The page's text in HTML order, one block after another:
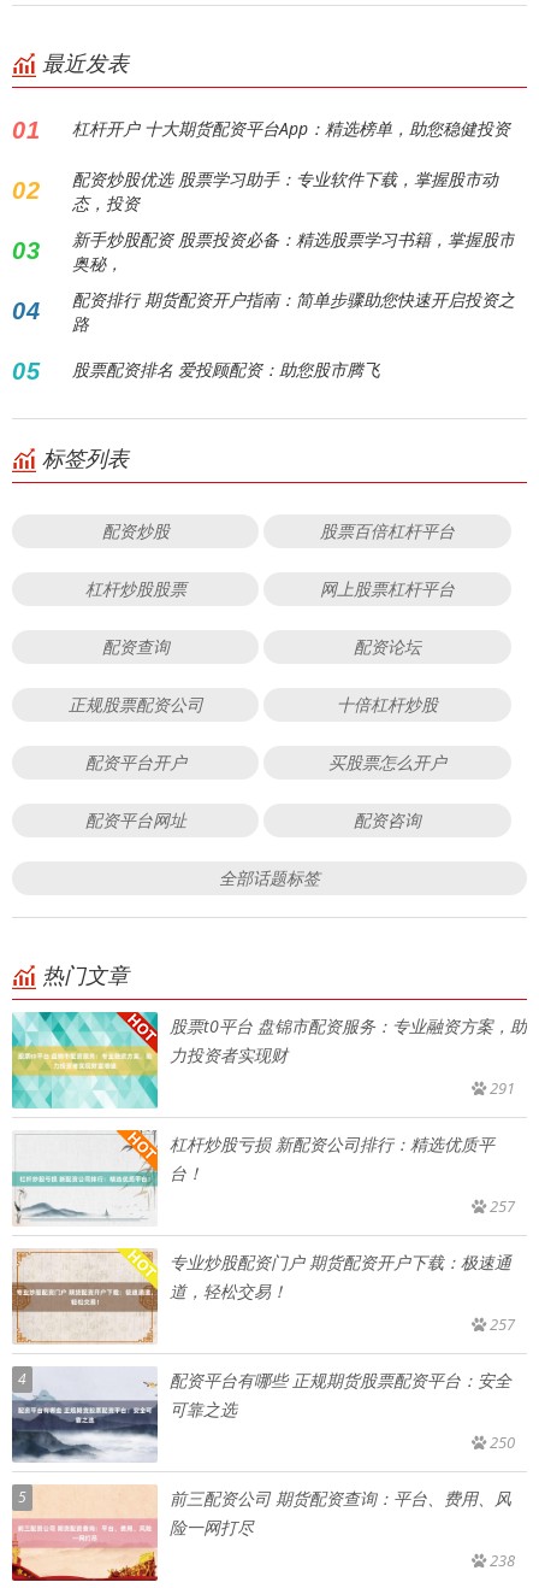
最近发表
01 杠杆开户 十大期货配资平台App：精选榜单，助您稳健投资
02
配资炒股优选 股票学习助手：专业软件下载，掌握股市动
态，投资
03
新手炒股配资 股票投资必备：精选股票学习书籍，掌握股市
奥秘，
04
配资排行 期货配资开户指南：简单步骤助您快速开启投资之
路
05 股票配资排名 爱投顾配资：助您股市腾飞
标签列表
配资炒股 股票百倍杠杆平台
杠杆炒股股票 网上股票杠杆平台
配资查询 配资论坛
正规股票配资公司 十倍杠杆炒股
配资平台开户 买股票怎么开户
配资平台网址 配资咨询
全部话题标签
热门文章
股票t0平台 盘锦市配资服务：专业融资方案，助
力投资者实现财
291
杠杆炒股亏损 新配资公司排行：精选优质平
台！
257
专业炒股配资门户 期货配资开户下载：极速通
道，轻松交易！
257
4
配资平台有哪些 正规期货股票配资平台：安全
可靠之选
250
5
前三配资公司 期货配资查询：平台、费用、风
险一网打尽
238